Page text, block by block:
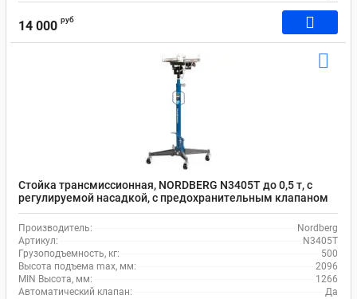
14 000 руб
Стойка трансмиссионная, NORDBERG N3405T до 0,5 т, с
регулируемой насадкой, с предохранительным клапаном
Производитель:
Nordberg
Артикул:
N3405T
Грузоподъемность, кг:
500
Высота подъема max, мм:
2096
MIN Высота, мм:
1266
Автоматический клапан:
Да